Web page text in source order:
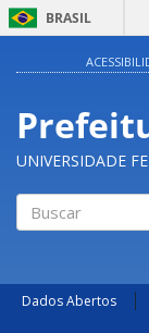
BRASIL
UNIVERSIDADE
Dados Abertos